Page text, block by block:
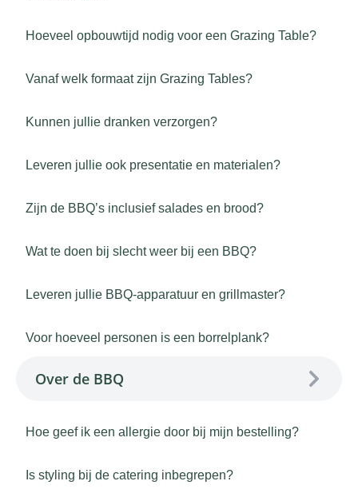
Hoeveel opbouwtijd nodig voor een Grazing Table?
Vanaf welk formaat zijn Grazing Tables?
Kunnen jullie dranken verzorgen?
Leveren jullie ook presentatie en materialen?
Zijn de BBQ’s inclusief salades en brood?
Wat te doen bij slecht weer bij een BBQ?
Leveren jullie BBQ-apparatuur en grillmaster?
Voor hoeveel personen is een borrelplank?
Over de BBQ
Hoe geef ik een allergie door bij mijn bestelling?
Is styling bij de catering inbegrepen?